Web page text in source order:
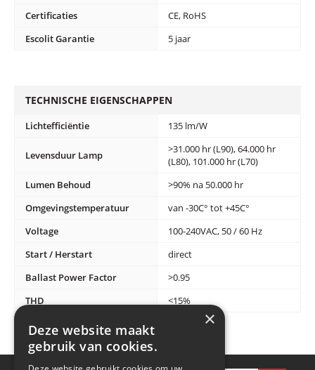
Certificaties
CE, RoHS
Escolit Garantie
5 jaar
TECHNISCHE EIGENSCHAPPEN
Lichtefficiëntie 135 lm/W
Levensduur Lamp
>31.000 hr (L90), 64.000 hr
(L80), 101.000 hr (L70)
Lumen Behoud
>90% na 50.000 hr
Omgevingstemperatuur
van -30C° tot +45C°
Voltage
100-240VAC, 50 / 60 Hz
Start / Herstart
direct
Ballast Power Factor
>0.95
THD
<15%
×
Deze website maakt
gebruik van cookies.